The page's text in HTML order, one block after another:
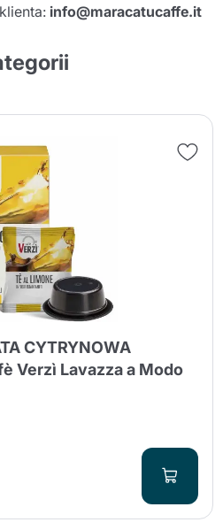
info@maracatucaffe.it
CYTRYNOWA
Verzì Lavazza a Modo